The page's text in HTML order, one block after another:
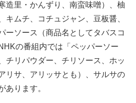
造里・かんずり、南蛮味噌）、柚
キムチ、コチュジャン、豆板醤、
ーソース（商品名としてタバスコ
の番組内では「ペッパーソー
チリパウダー、チリソース、ホッ
リサ、アリッサとも）、サルサの
あります。